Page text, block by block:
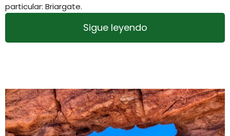
particular: Briargate.
Sigue leyendo